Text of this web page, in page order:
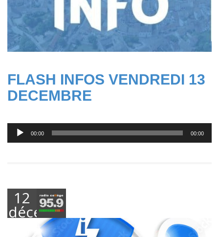
FLASH INFOS VENDREDI 13
DECEMBRE
Lecteur
audio
00:00 00:00
12
décembre
2024